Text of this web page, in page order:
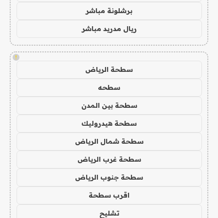
برشلونة مباشر
ريال مدريد مباشر
!
سطحة الرياض
سطحه
سطحة بين المدن
سطحة هيدروليك
سطحة شمال الرياض
سطحة غرب الرياض
سطحة جنوب الرياض
اقرب سطحة
تشليح